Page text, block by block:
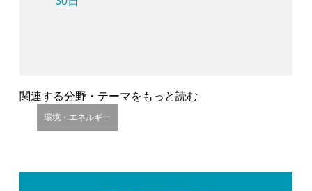
関連する分野・テーマをもっと読む
環境・エネルギー